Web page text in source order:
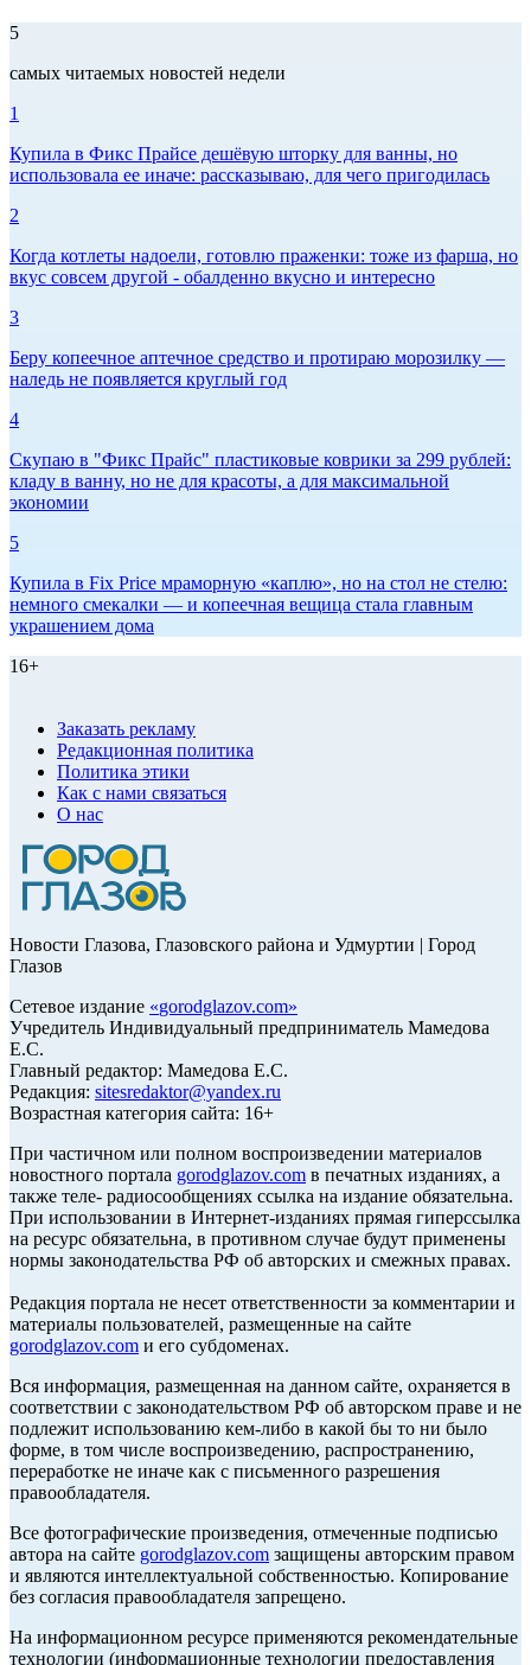
5
самых читаемых новостей недели
1
Купила в Фикс Прайсе дешёвую шторку для ванны, но
использовала ее иначе: рассказываю, для чего пригодилась
2
Когда котлеты надоели, готовлю праженки: тоже из фарша, но
вкус совсем другой - обалденно вкусно и интересно
3
Беру копеечное аптечное средство и протираю морозилку —
наледь не появляется круглый год
4
Скупаю в "Фикс Прайс" пластиковые коврики за 299 рублей:
кладу в ванну, но не для красоты, а для максимальной
экономии
5
Купила в Fix Price мраморную «каплю», но на стол не стелю:
немного смекалки — и копеечная вещица стала главным
украшением дома
16+
Заказать рекламу
Редакционная политика
Политика этики
Как с нами связаться
О нас
Новости Глазова, Глазовского района и Удмуртии | Город
Глазов
Сетевое издание «gorodglazov.com»
Учредитель Индивидуальный предприниматель Мамедова
Е.С.
Главный редактор: Мамедова Е.С.
Редакция: sitesredaktor@yandex.ru
Возрастная категория сайта: 16+
При частичном или полном воспроизведении материалов
новостного портала gorodglazov.com в печатных изданиях, а
также теле- радиосообщениях ссылка на издание обязательна.
При использовании в Интернет-изданиях прямая гиперссылка
на ресурс обязательна, в противном случае будут применены
нормы законодательства РФ об авторских и смежных правах.
Редакция портала не несет ответственности за комментарии и
материалы пользователей, размещенные на сайте
gorodglazov.com и его субдоменах.
Вся информация, размещенная на данном сайте, охраняется в
соответствии с законодательством РФ об авторском праве и не
подлежит использованию кем-либо в какой бы то ни было
форме, в том числе воспроизведению, распространению,
переработке не иначе как с письменного разрешения
правообладателя.
Все фотографические произведения, отмеченные подписью
автора на сайте gorodglazov.com защищены авторским правом
и являются интеллектуальной собственностью. Копирование
без согласия правообладателя запрещено.
На информационном ресурсе применяются рекомендательные
технологии (информационные технологии предоставления